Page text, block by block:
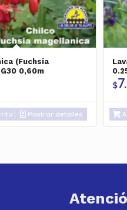
(Fuchsia
0,60m
Mostrar detalles
$